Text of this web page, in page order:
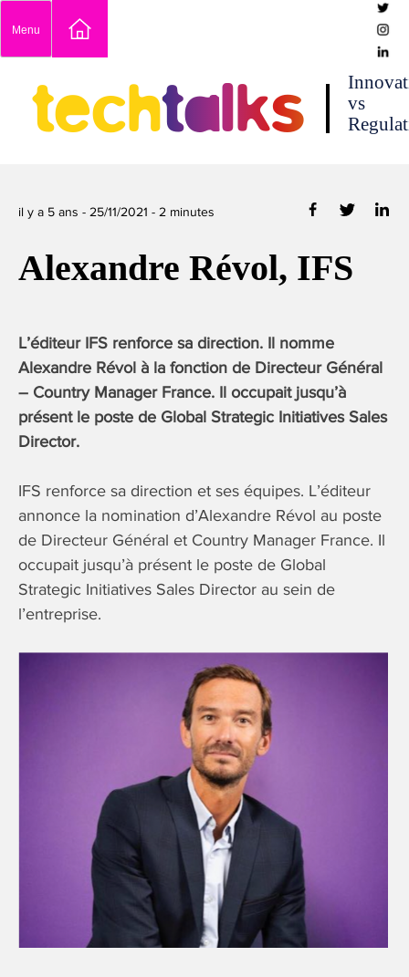
content
Menu
techtalks
vs
il y a 5 ans - 25/11/2021 - 2 minutes
Alexandre Révol, IFS
L’éditeur IFS renforce sa direction. Il nomme
Alexandre Révol à la fonction de Directeur Général
– Country Manager France. Il occupait jusqu’à
présent le poste de Global Strategic Initiatives Sales
Director.
IFS renforce sa direction et ses équipes. L’éditeur
annonce la nomination d’Alexandre Révol au poste
de Directeur Général et Country Manager France. Il
occupait jusqu’à présent le poste de Global
Strategic Initiatives Sales Director au sein de
l’entreprise.